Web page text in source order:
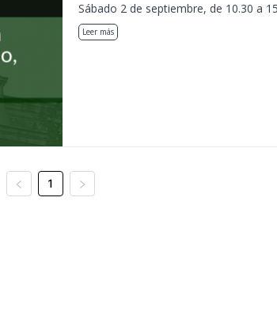
Sábado 2 de septiembre, de 10.30 a
Leer más
1